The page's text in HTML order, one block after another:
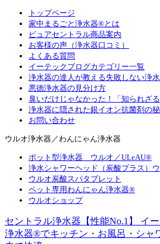
トップページ
家中まるごと浄水器®とは
ピュアセントラル商品案内
お客様の声（浄水器口コミ）
よくある質問
イーテックブログカテゴリー一覧
浄水器の達人が教える失敗しない浄
悪徳浄水器の見分け方
臭いだけじゃなかった！「知られざる
浄水器に隠された銀イオン抗菌剤の
お問い合わせ
ウルオ浄水器／わんにゃん浄水器
ポット型浄水器 ウルオ／ULeAU®
浄水シャワーヘッド（炭酸プラス）
ウルオ炭酸スパタブレット
ペット専用わんにゃん浄水器®
ウルオショップ
セントラル浄水器【性能No.1】 イ
浄水器®でキッチン・お風呂・シャ